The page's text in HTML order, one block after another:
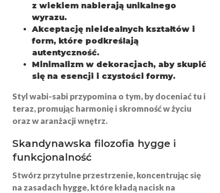
z wiekiem nabierają unikalnego
wyrazu.
Akceptację nieidealnych kształtów i
form, które podkreślają
autentyczność.
Minimalizm w dekoracjach, aby skupić
się na esencji i czystości formy.
Styl wabi-sabi przypomina o tym, by doceniaćtu i
teraz, promując harmonię i skromność w życiu
oraz w aranżacji wnętrz.
Skandynawska filozofia hygge i
funkcjonalność
Stwórz przytulne przestrzenie, koncentrując się
na zasadach hygge, które kładą nacisk na